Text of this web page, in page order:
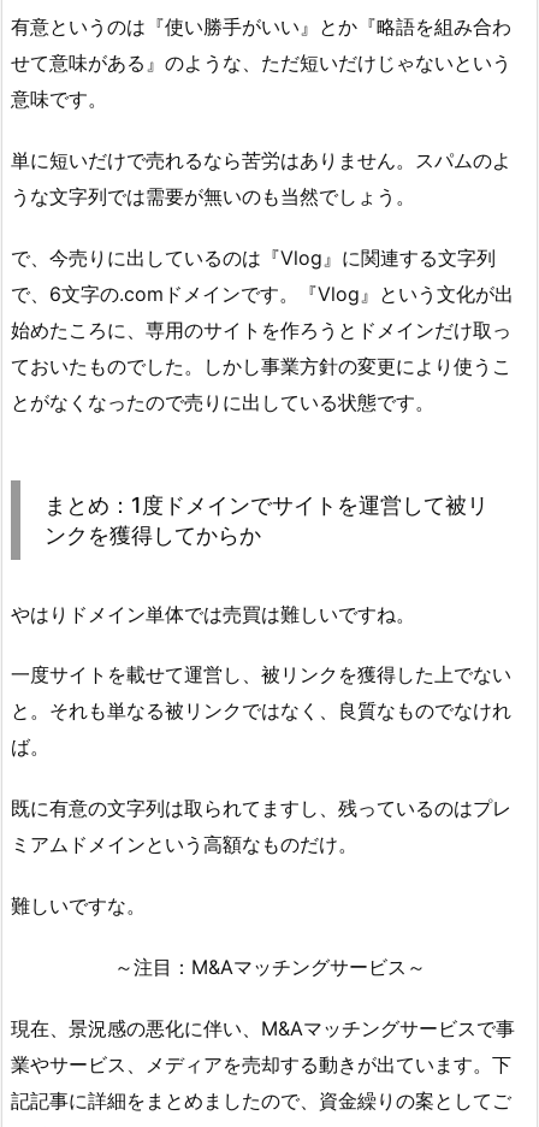
有意というのは『使い勝手がいい』とか『略語を組み合わ
せて意味がある』のような、ただ短いだけじゃないという
意味です。
単に短いだけで売れるなら苦労はありません。スパムのよ
うな文字列では需要が無いのも当然でしょう。
で、今売りに出しているのは『Vlog』に関連する文字列
で、6文字の.comドメインです。『Vlog』という文化が出
始めたころに、専用のサイトを作ろうとドメインだけ取っ
ておいたものでした。しかし事業方針の変更により使うこ
とがなくなったので売りに出している状態です。
まとめ：1度ドメインでサイトを運営して被リ
ンクを獲得してからか
やはりドメイン単体では売買は難しいですね。
一度サイトを載せて運営し、被リンクを獲得した上でない
と。それも単なる被リンクではなく、良質なものでなけれ
ば。
既に有意の文字列は取られてますし、残っているのはプレ
ミアムドメインという高額なものだけ。
難しいですな。
～注目：M&Aマッチングサービス～
現在、景況感の悪化に伴い、M&Aマッチングサービスで事
業やサービス、メディアを売却する動きが出ています。下
記記事に詳細をまとめましたので、資金繰りの案としてご